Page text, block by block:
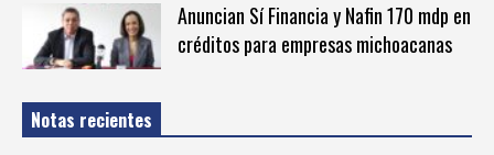
Anuncian Sí Financia y Nafin 170 mdp en
créditos para empresas michoacanas
Notas recientes